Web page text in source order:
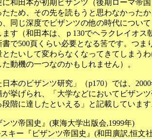
に和田本が初期ビザンツ（後期ローマ帝
たため、その先を読もうと思わなかった
、同じ深度でビザンツの他の時代につい
す（和田本は、ｐ130でヘラクレイオ
で500頁くらい必要となる筈です。つ
とたいして変わらなくなってきてしまう
動機の一つなのかもしれません）。
日本のビザンツ研究」（p170）では、
が挙げられ、「大学などにおいてビザン
階に達したといえる」と記載していま
ツ帝国史』(東海大学出版会,1999年)
キー『ビザンツ帝国史』(和田廣訳,恒文